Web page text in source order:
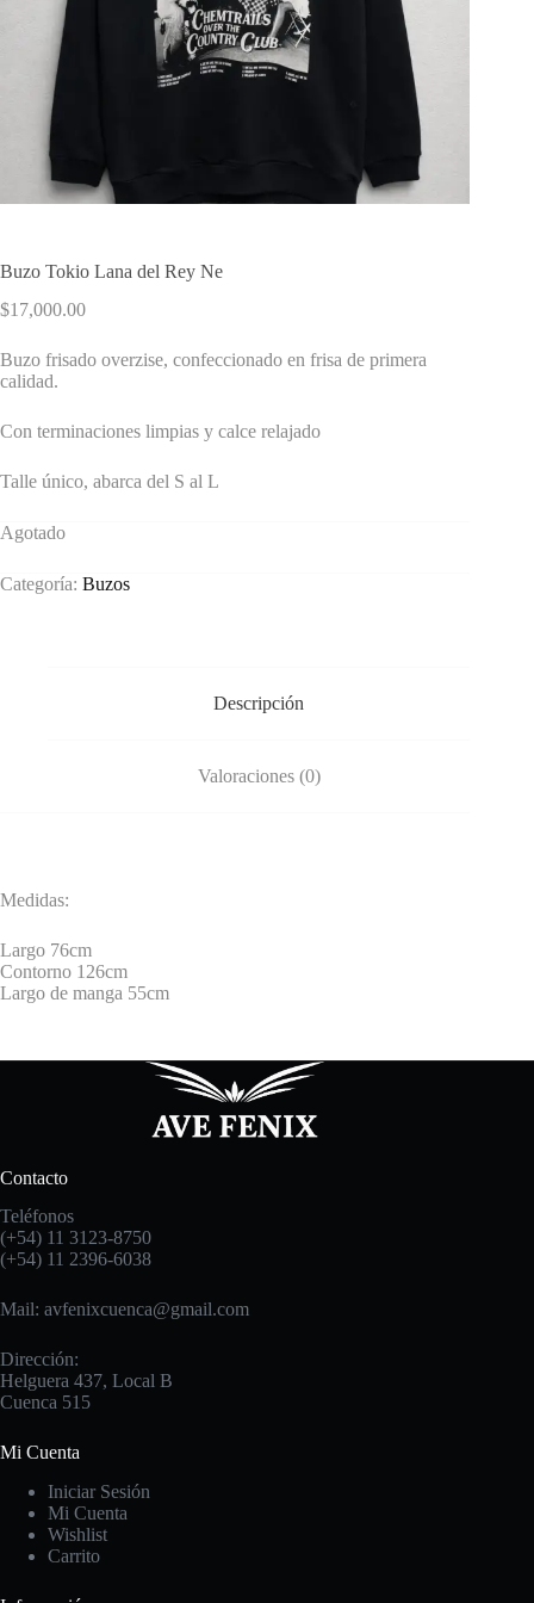
Buzo Tokio Lana del Rey Ne
$17,000.00
Buzo frisado overzise, confeccionado en frisa de primera
calidad.
Con terminaciones limpias y calce relajado
Talle único, abarca del S al L
Agotado
Categoría: Buzos
Descripción
Valoraciones (0)
Medidas:
Largo 76cm
Contorno 126cm
Largo de manga 55cm
Contacto
Teléfonos
(+54) 11 3123-8750
(+54) 11 2396-6038
Mail: avfenixcuenca@gmail.com
Dirección:
Helguera 437, Local B
Cuenca 515
Mi Cuenta
Iniciar Sesión
Mi Cuenta
Wishlist
Carrito